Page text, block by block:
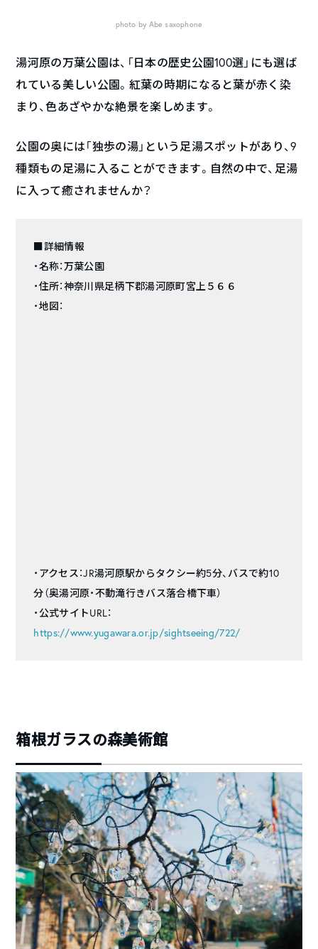
photo by Abe saxophone
湯河原の万葉公園は、「日本の歴史公園100選」にも選ば
れている美しい公園。紅葉の時期になると葉が赤く染
まり、色あざやかな絶景を楽しめます。
公園の奥には「独歩の湯」という足湯スポットがあり、9
種類もの足湯に入ることができます。自然の中で、足湯
に入って癒されませんか？
■詳細情報
・名称：万葉公園
・住所：神奈川県足柄下郡湯河原町宮上５６６
・地図：
・アクセス：JR湯河原駅からタクシー約5分、バスで約10
分（奥湯河原・不動滝行きバス落合橋下車）
・公式サイトURL：
https://www.yugawara.or.jp/sightseeing/722/
箱根ガラスの森美術館